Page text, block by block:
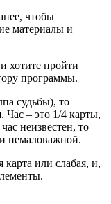
чтобы
материалы и
хотите пройти
программы.
судьбы), то
Час – это 1/4 карты,
неизвестен, то
немаловажной.
карта или слабая, и,